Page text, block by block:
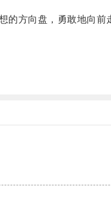
方向盘，勇敢地向前